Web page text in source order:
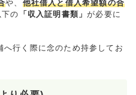
や、 他社借入と借入希望額の合
の 「収入証明書類」が必要に
行く際に念のため持参してお